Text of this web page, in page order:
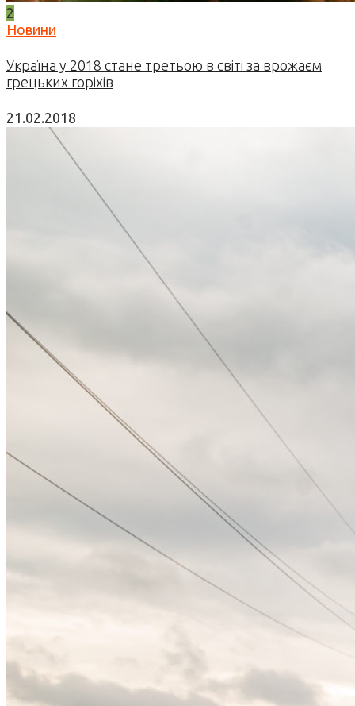
2
Новини
Україна у 2018 стане третьою в світі за врожаєм
грецьких горіхів
21.02.2018